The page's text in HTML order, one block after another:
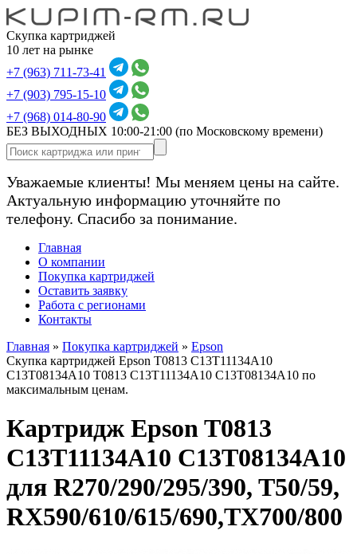
Скупка картриджей
10 лет на рынке
+7 (963) 711-73-41
+7 (903) 795-15-10
+7 (968) 014-80-90
БЕЗ ВЫХОДНЫХ 10:00-21:00 (по Московскому времени)
Уважаемые клиенты! Мы меняем цены на сайте.
Актуальную информацию уточняйте по
телефону. Спасибо за понимание.
Главная
О компании
Покупка картриджей
Оставить заявку
Работа с регионами
Контакты
Главная » Покупка картриджей » Epson
Скупка картриджей Epson T0813 C13T11134A10
C13T08134A10 T0813 C13T11134A10 C13T08134A10 по
максимальным ценам.
Картридж Epson T0813
C13T11134A10 C13T08134A10
для R270/290/295/390, T50/59,
RX590/610/615/690,TX700/800